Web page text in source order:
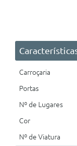
Carroçaria
Portas
Nº de Lugares
Cor
Nº de Viatura